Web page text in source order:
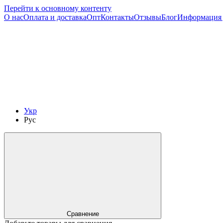
Перейти к основному контенту
О насОплата и доставкаОптКонтактыОтзывыБлогИнформация
Укр
Рус
Сравнение